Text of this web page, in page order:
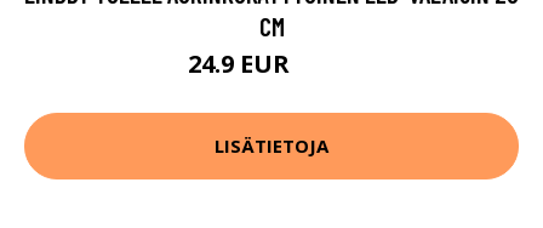
CM
24.9 EUR
LISÄTIETOJA